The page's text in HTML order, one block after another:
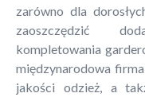
zarówno dla
zaoszczędzić
kompletowania
międzynarodowa
jakości odzież, a